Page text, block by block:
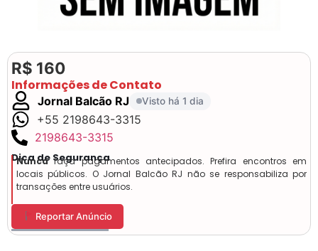
R$ 160
Informações de Contato
Jornal Balcão RJ Visto há 1 dia
+55 2198643-3315
2198643-3315
Dica de Segurança
Nuncafaça pagamentos antecipados. Prefira encontros em
locais públicos. O Jornal Balcão RJ não se responsabiliza por
transações entre usuários.
Reportar Anúncio